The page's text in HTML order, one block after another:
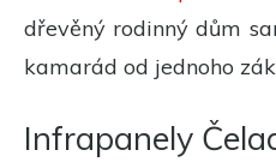
dřevěný rodinný dům
kamarád od jednoho
Infrapanely